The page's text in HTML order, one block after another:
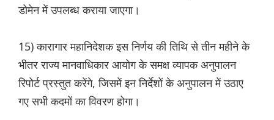
डोमेन में उपलब्ध कराया जाएगा।
15) कारागार महानिदेशक इस निर्णय की तिथि से तीन महीने के
भीतर राज्य मानवाधिकार आयोग के समक्ष व्यापक अनुपालन
रिपोर्ट प्रस्तुत करेंगे, जिसमें इन निर्देशों के अनुपालन में उठाए
गए सभी कदमों का विवरण होगा।